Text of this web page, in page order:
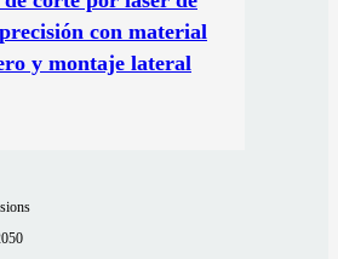
con material
y montaje lateral